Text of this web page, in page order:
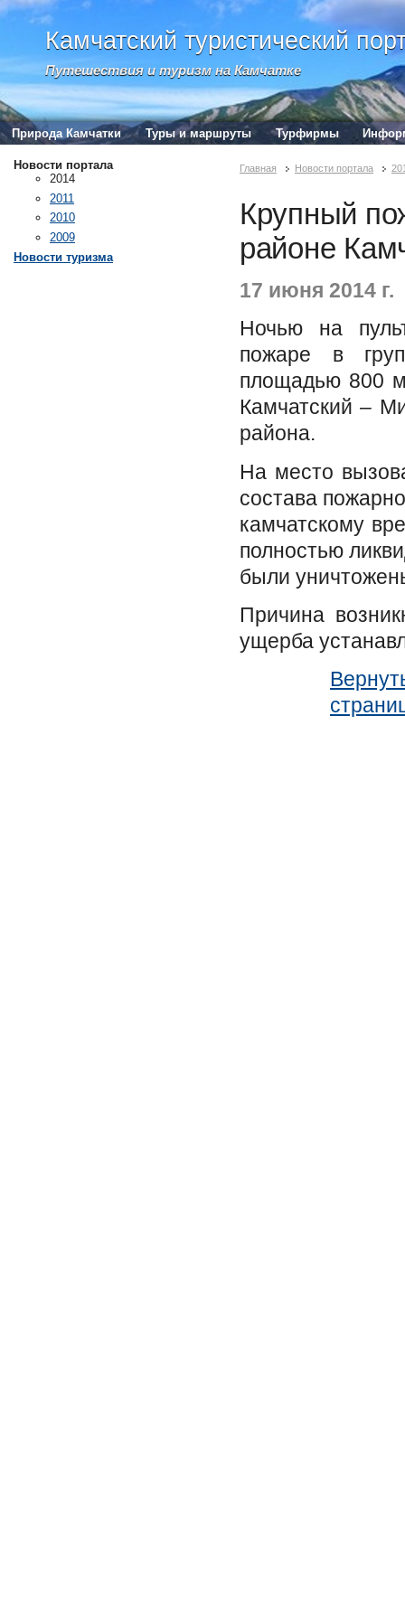
Камчатский туристический
Путешествия и туризм на Камчатке
Природа Камчатки Туры и маршруты Турфирмы
Новости портала
2014
2011
2010
2009
Новости туризма
Главная Новости портала
Крупный
районе
17 июня 2014 г.
Ночью на
пожаре в
площадью 800
Камчатский –
района.
На место
состава
камчатскому
полностью
были
Причина
ущерба